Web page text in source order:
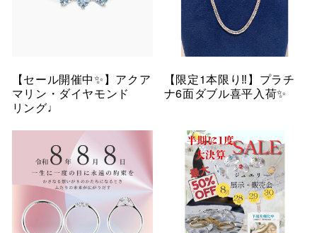
【セール開催中✨】アクア
マリン・ダイヤモンド
リング♩
【限定1本限り‼︎】プラチ
ナ6面ダブル喜平入荷✨